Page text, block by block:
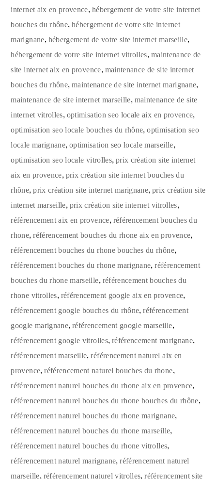
internet aix en provence, hébergement de votre site internet
bouches du rhône,hébergement de votre site internet
marignane, hébergement de votre site internet marseille,
hébergement de votre site internet vitrolles, maintenance de
site internet aix en provence, maintenance de site internet
bouches du rhône,maintenance de site internet marignane,
maintenance de site internet marseille, maintenance de site
internet vitrolles, optimisation seo locale aix en provence,
optimisation seo locale bouches du rhône,optimisation seo
locale marignane,optimisation seo locale marseille,
optimisation seo locale vitrolles, prix création site internet
aix en provence, prix création site internet bouches du
rhône,prix création site internet marignane,prix création site
internet marseille, prix création site internet vitrolles,
référencement aix en provence, référencement bouches du
rhone,référencement bouches du rhone aix en provence,
référencement bouches du rhone bouches du rhône,
référencement bouches du rhone marignane,référencement
bouches du rhone marseille, référencement bouches du
rhone vitrolles, référencement google aix en provence,
référencement google bouches du rhône,référencement
google marignane,référencement google marseille,
référencement google vitrolles, référencement marignane,
référencement marseille,référencement naturel aix en
provence,référencement naturel bouches du rhone,
référencement naturel bouches du rhone aix en provence,
référencement naturel bouches du rhone bouches du rhône,
référencement naturel bouches du rhone marignane,
référencement naturel bouches du rhone marseille,
référencement naturel bouches du rhone vitrolles,
référencement naturel marignane,référencement naturel
marseille, référencement naturel vitrolles,référencement site